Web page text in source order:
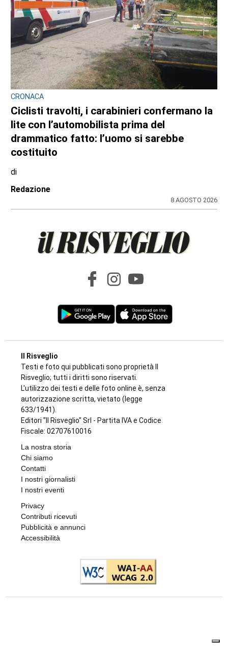
TURISTI IN CARROZZA
Il 9 e il 23 agosto torna il treno storico
Torino-Ceres
di
Gloria Rossatto
VIABILITÀ E TRASPORTI NEL TORINESE
Metropolitana di Torino chiusa il 9 agosto:
bus sostitutivi e deviazioni per il Venaria
Express
Redazione